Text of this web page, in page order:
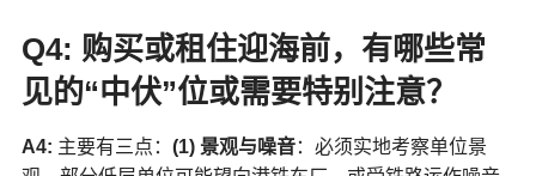
Q4: 购买或租住迎海前，有哪些常
见的“中伏”位或需要特别注意？
A4: 主要有三点： (1) 景观与噪音：必须实地考察单位景